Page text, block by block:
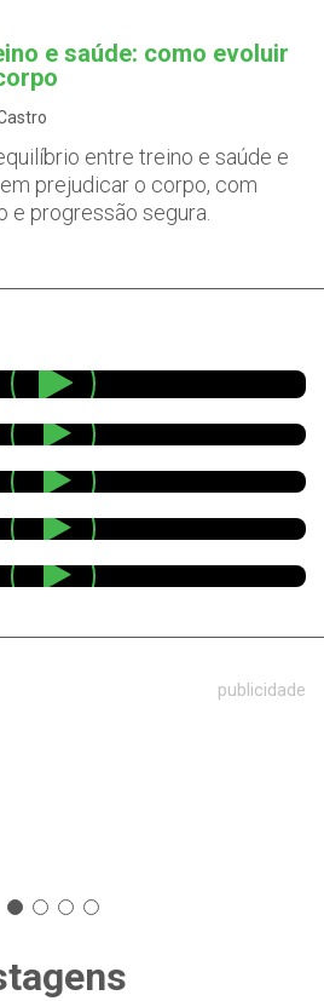
e saúde: como evoluir
entre treino e saúde e
prejudicar o corpo, com
e progressão segura.
publicidade